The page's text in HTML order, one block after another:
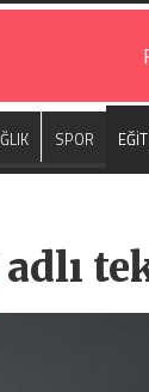
SPOR
adlı